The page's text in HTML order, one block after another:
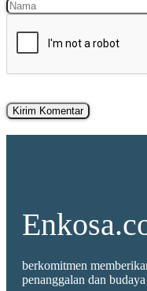
Nama
berkomitmen
penanggalan dan